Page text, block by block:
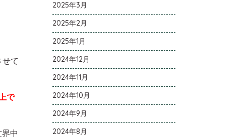
て
で
中
2025年3月
2025年2月
2025年1月
2024年12月
2024年11月
2024年10月
2024年9月
2024年8月